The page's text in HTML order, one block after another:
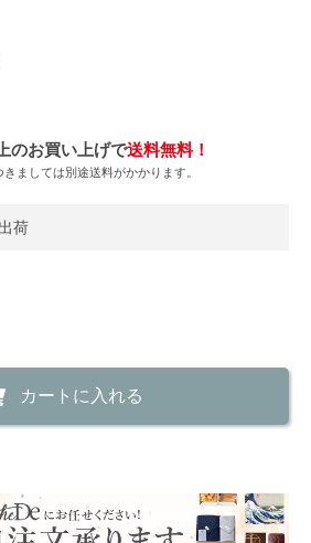
のお買い上げで送料無料！
ましては別途送料がかかります。
出荷
カートに入れる